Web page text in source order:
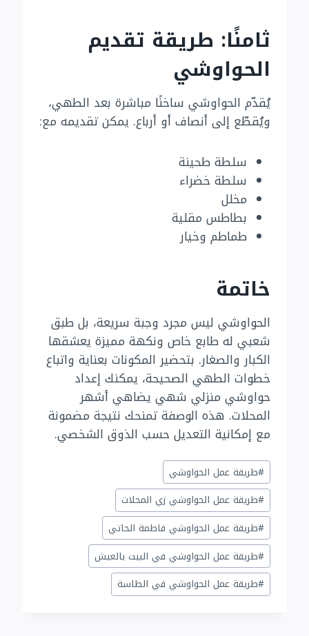
ثامنًا: طريقة تقديم
الحواوشي
يُقدّم الحواوشي ساخنًا مباشرة بعد الطهي،
ويُقطّع إلى أنصاف أو أرباع. يمكن تقديمه مع:
سلطة طحينة
سلطة خضراء
مخلل
بطاطس مقلية
طماطم وخيار
خاتمة
الحواوشي ليس مجرد وجبة سريعة، بل طبق
شعبي له طابع خاص ونكهة مميزة يعشقها
الكبار والصغار. بتحضير المكونات بعناية واتباع
خطوات الطهي الصحيحة، يمكنك إعداد
حواوشي منزلي شهي يضاهي أشهر
المحلات. هذه الوصفة تمنحك نتيجة مضمونة
مع إمكانية التعديل حسب الذوق الشخصي.
وسوم
المقال:
#طريقة عمل الحواوشي
#طريقة عمل الحواوشي زي المحلات
#طريقة عمل الحواوشي فاطمة الحاتي
#طريقة عمل الحواوشي في البيت بالعيش
#طريقة عمل الحواوشي في الطاسة